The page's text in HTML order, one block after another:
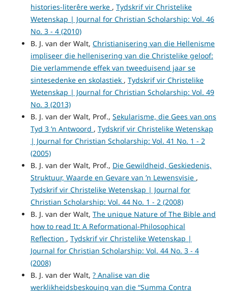
histories-literêre werke , Tydskrif vir Christelike
Wetenskap | Journal for Christian Scholarship: Vol. 46
No. 3 - 4 (2010)
B. J. van der Walt, Christianisering van die Hellenisme
impliseer die hellenisering van die Christelike geloof:
Die verlammende effek van tweeduisend jaar se
sintesedenke en skolastiek , Tydskrif vir Christelike
Wetenskap | Journal for Christian Scholarship: Vol. 49
No. 3 (2013)
B. J. van der Walt, Prof., Sekularisme, die Gees van ons
Tyd 3 ’n Antwoord , Tydskrif vir Christelike Wetenskap
| Journal for Christian Scholarship: Vol. 41 No. 1 - 2
(2005)
B. J. van der Walt, Prof., Die Gewildheid, Geskiedenis,
Struktuur, Waarde en Gevare van ’n Lewensvisie ,
Tydskrif vir Christelike Wetenskap | Journal for
Christian Scholarship: Vol. 44 No. 1 - 2 (2008)
B. J. van der Walt, The unique Nature of The Bible and
how to read It: A Reformational-Philosophical
Reflection , Tydskrif vir Christelike Wetenskap |
Journal for Christian Scholarship: Vol. 44 No. 3 - 4
(2008)
B. J. van der Walt, ? Analise van die
werklikheidsbeskouing van die “Summa Contra